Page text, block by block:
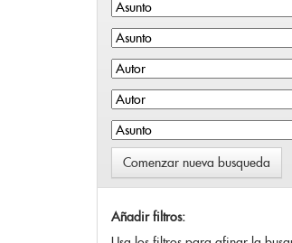
Comenzar nueva busqueda
Añadir filtros: